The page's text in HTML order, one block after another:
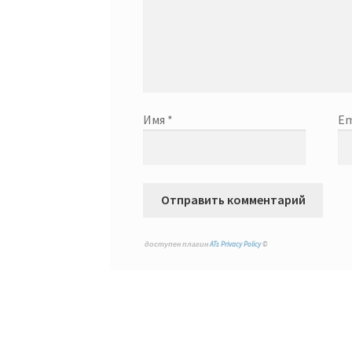
Имя *
доступен плагинATs Privacy Policy©